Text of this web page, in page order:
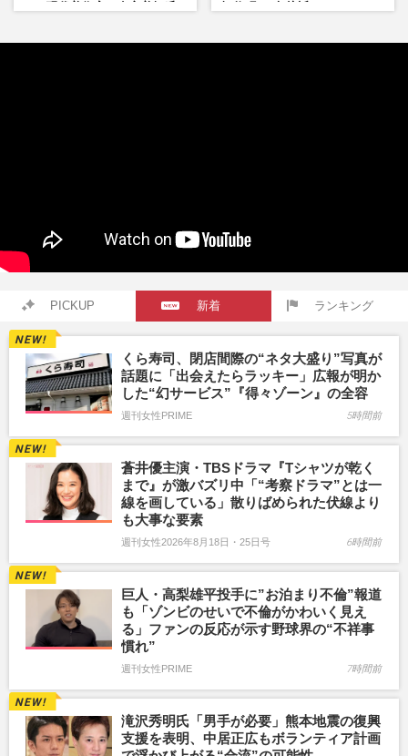
PICKUP 新着 ランキング
くら寿司、閉店間際の“ネタ大盛り”写真が
話題に「出会えたらラッキー」広報が明か
した“幻サービス”『得々ゾーン』の全容
週刊女性PRIME 5時間前
蒼井優主演・TBSドラマ『Tシャツが乾く
まで』が激バズリ中「“考察ドラマ”とは一
線を画している」散りばめられた伏線より
も大事な要素
週刊女性2026年8月18日・25日号 6時間前
巨人・高梨雄平投手に”お泊まり不倫”報道
も「ゾンビのせいで不倫がかわいく見え
る」ファンの反応が示す野球界の“不祥事
慣れ”
週刊女性PRIME 7時間前
滝沢秀明氏「男手が必要」熊本地震の復興
支援を表明、中居正広もボランティア計画